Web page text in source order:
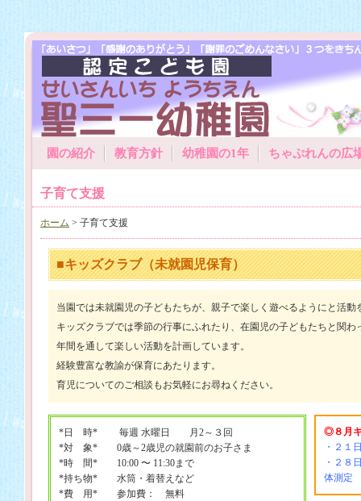
園の紹介 教育方針 幼稚園の1年 ちゃぷれんの広
子育て支援
ホーム > 子育て支援
■キッズクラブ（未就園児保育）
当園では未就園児の子どもたちが、親子で楽しく遊べるようにと活動
キッズクラブでは季節の行事にふれたり、在園児の子どもたちと関わ
年間を通して楽しい活動を計画しています。
経験豊富な教諭が保育にあたります。
育児についてのご相談もお気軽にお尋ねください。
*日 時* 毎週 水曜日 月2～３回
*対 象* 0歳～2歳児の就園前のお子さま
*時 間* 10:00 〜 11:30まで
*持ち物* 水筒・着替えなど
*費 用* 参加費： 無料
◎８月
・２１
・２８
体測定